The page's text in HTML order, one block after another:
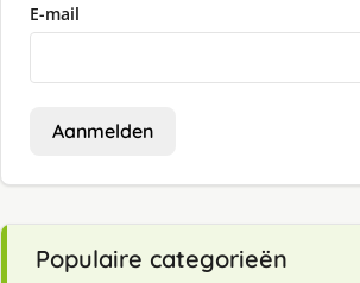
E-mail
Aanmelden
Populaire categorieën